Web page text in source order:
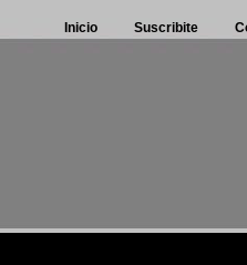
Inicio Suscribite